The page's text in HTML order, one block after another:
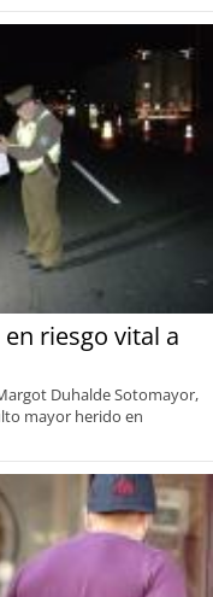
riesgo vital a
Duhalde Sotomayor,
mayor herido en